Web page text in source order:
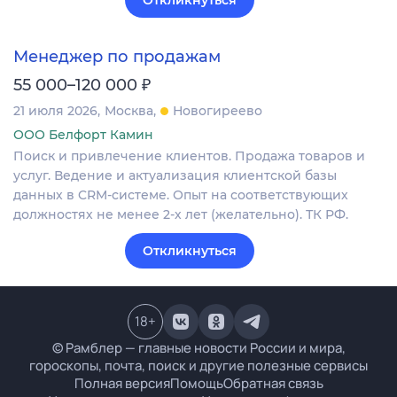
Менеджер по продажам
55 000–120 000 ₽
21 июля 2026 Москва
Новогиреево
ООО Белфорт Камин
Поиск и привлечение клиентов. Продажа товаров и
услуг. Ведение и актуализация клиентской базы
данных в CRM‐системе. Опыт на соответствующих
должностях не менее 2-х лет (желательно). ТК РФ.
Откликнуться
© Рамблер — главные новости России и мира,
гороскопы, почта, поиск и другие полезные сервисы
Полная версияПомощьОбратная связь
18+